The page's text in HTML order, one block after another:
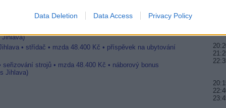
Data Deletion Data Access Privacy Policy
okres Jihlava)
montážní dělník • mzda 44.700 Kč • týdenní zálohy na
Jihlava)
• střídač • mzda 48.400 Kč • příspěvek na ubytování
seřizování strojů • mzda 48.400 Kč • náborový bonus
Jihlava)